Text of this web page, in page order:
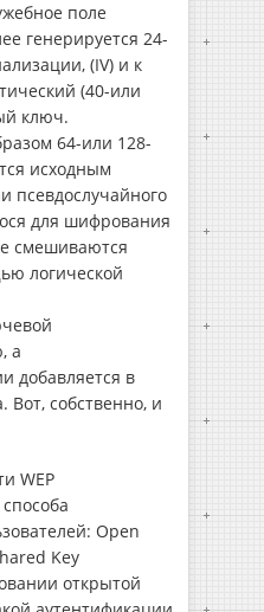
поле
генерируется 24-
(IV) и к
(40-или
ключ.
64-или 128-
исходным
псевдослучайного
для шифрования
смешиваются
логической
а
добавляется в
Вот, собственно, и
WEP
Open
Key
открытой